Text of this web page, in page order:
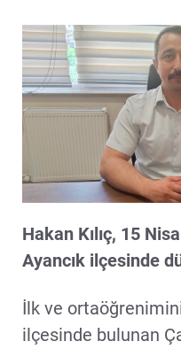
Hakan Kılıç, 15
Ayancık ilçesinde
İlk ve
ilçesinde bulunan